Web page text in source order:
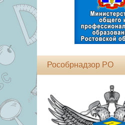
Рособрнадзор РО